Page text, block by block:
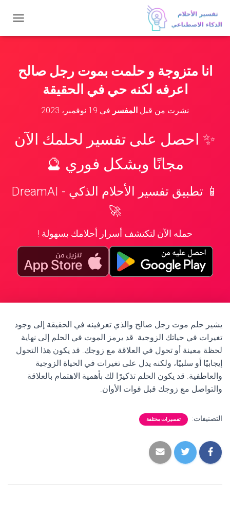
ب
انا متزوجة و حلمت بموت رجل صالح
اعرفه لكنه حي في الحقيقة
نشرت من قبل المفسر في 19 نوفمبر، 2023
✨ احصل على تفسير لحلمك الآن
مجانًا وبشكل فوري 🔮
📱 تطبيق تفسير الأحلام الذكي - DreamAI
🚀
حمله الآن لتكتشف أسرار أحلامك بسهولة !
يشير حلم موت رجل صالح والذي تعرفينه في الحقيقة إلى وجود
تغيرات في حياتك الزوجية. قد يرمز الموت في الحلم إلى نهاية
لحظة معينة أو تحول في العلاقة مع زوجك. قد يكون هذا التحول
إيجابيًا أو سلبيًا، ولكنه يدل على تغيرات في الحياة الزوجية
والعاطفية. قد يكون الحلم تذكيرًا لك بأهمية الاهتمام بالعلاقة
والتواصل مع زوجك قبل فوات الأوان.
التصنيفات: تفسيرات مختلفة